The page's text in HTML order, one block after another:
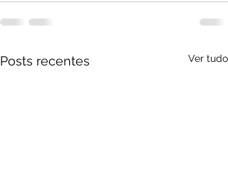
Posts recentes Ver tudo